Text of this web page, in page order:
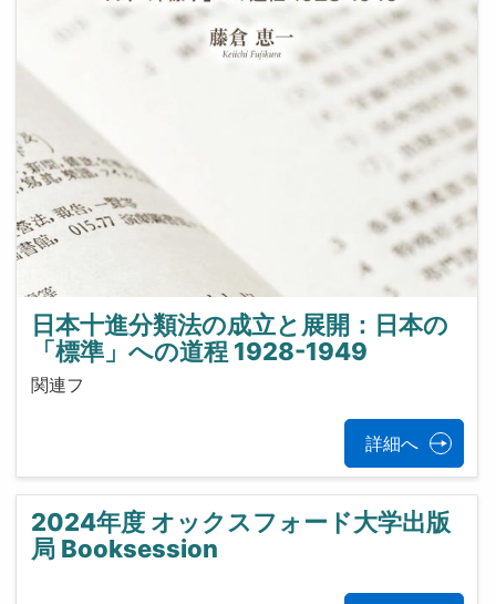
日本十進分類法の成立と展開：日本の
「標準」への道程 1928-1949
関連フ
詳細へ
2024年度 オックスフォード大学出版
局 Booksession